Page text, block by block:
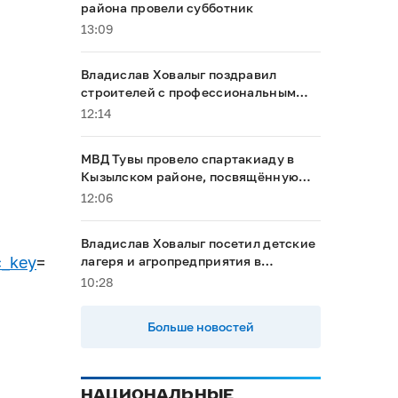
=
района провели субботник
13:09
Владислав Ховалыг поздравил
строителей с профессиональным
праздником
12:14
МВД Тувы провело спартакиаду в
Кызылском районе, посвящённую
Году народного единства
12:06
Владислав Ховалыг посетил детские
лагеря и агропредприятия в
Тандинском районе
10:28
Больше новостей